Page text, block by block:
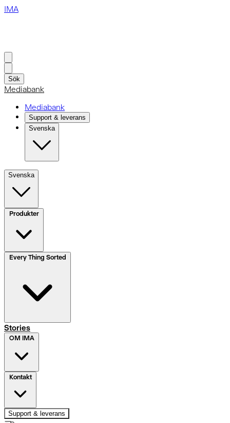
IMA
Sök
Mediabank
Mediabank
Support & leverans
Svenska
Svenska
Produkter
Stories
OM IMA
Kontakt
Support & leverans